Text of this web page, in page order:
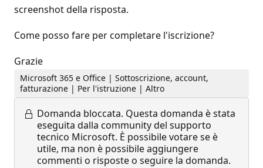
screenshot della risposta.
Come posso fare per completare l'iscrizione?
Grazie
Microsoft 365 e Office | Sottoscrizione, account,
fatturazione | Per l'istruzione | Altro
Domanda bloccata. Questa domanda è stata
eseguita dalla community del supporto
tecnico Microsoft. È possibile votare se è
utile, ma non è possibile aggiungere
commenti o risposte o seguire la domanda.